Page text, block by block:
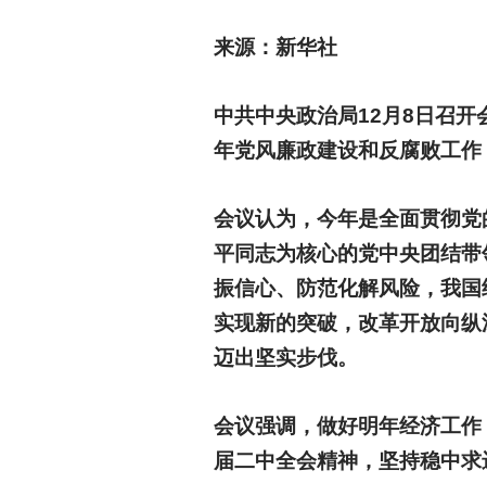
来源： 新华社
中共中央政治局12月8日召开
年党风廉政建设和反腐败工
会议认为，今年是全面贯彻
平同志为核心的党中央团结
振信心、防范化解风险，我
实现新的突破，改革开放向
迈出坚实步伐。
会议强调，做好明年经济工
届二中全会精神，坚持稳中